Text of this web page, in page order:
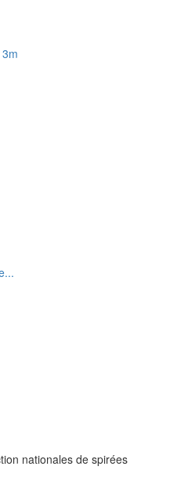
nationales de spirées